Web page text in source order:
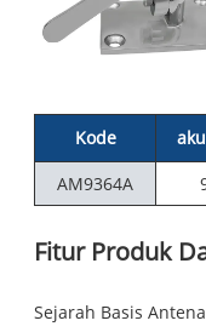
Kode
AM9364A
Fitur Produk
Sejarah Basis